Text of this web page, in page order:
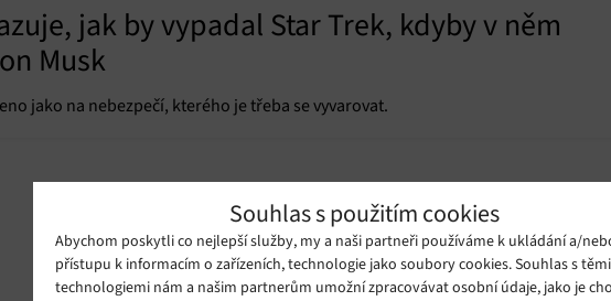
Souhlas s použitím cookies
Abychom poskytli co nejlepší služby, my a naši partneři používáme k ukládání a/
přístupu k informacím o zařízeních, technologie jako soubory cookies. Souhlas s
technologiemi nám a našim partnerům umožní zpracovávat osobní údaje, jako je
jak by vypadal Star Trek, kdyby v něm
Musk
jako na nebezpečí, kterého je třeba se vyvarovat.